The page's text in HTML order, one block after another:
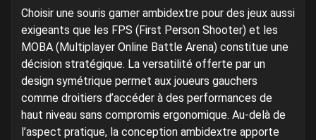
Choisir une souris gamer ambidextre pour des jeux aussi
exigeants que les FPS (First Person Shooter) et les
MOBA (Multiplayer Online Battle Arena) constitue une
décision stratégique. La versatilité offerte par un
design symétrique permet aux joueurs gauchers
comme droitiers d’accéder à des performances de
haut niveau sans compromis ergonomique. Au-delà de
l’aspect pratique, la conception ambidextre apporte